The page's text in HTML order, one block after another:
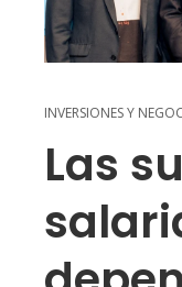
INVERSIONES Y
Las